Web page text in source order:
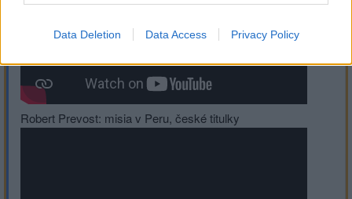
Data Deletion Data Access Privacy Policy
Robert Prevost: misia v Peru, české titulky